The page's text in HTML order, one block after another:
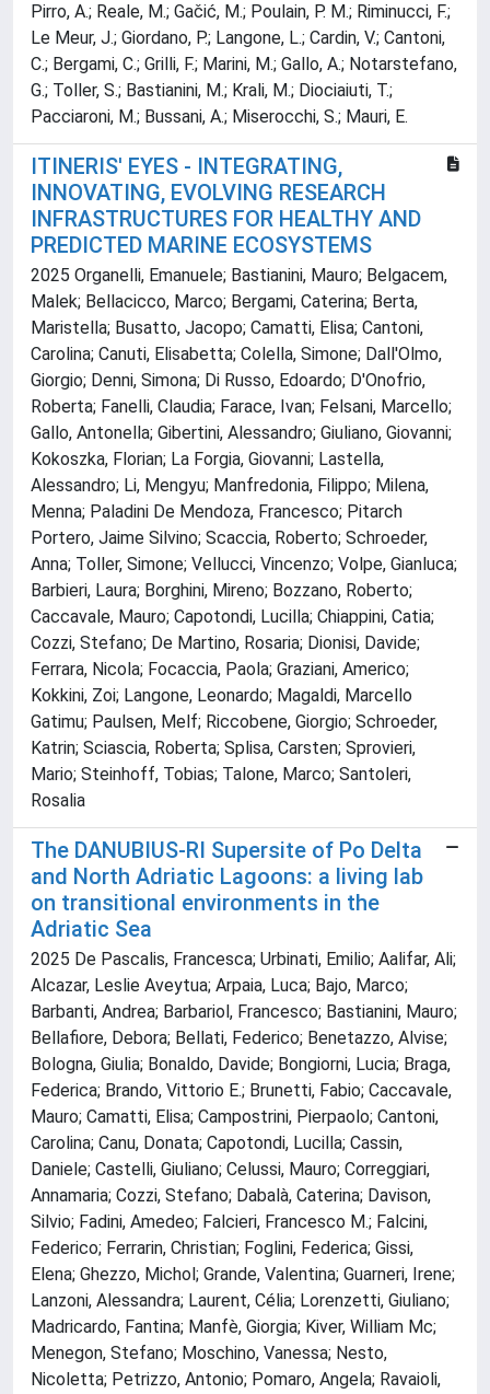
Pirro, A.; Reale, M.; Gačić, M.; Poulain, P. M.; Riminucci, F.;
Le Meur, J.; Giordano, P.; Langone, L.; Cardin, V.; Cantoni,
C.; Bergami, C.; Grilli, F.; Marini, M.; Gallo, A.; Notarstefano,
G.; Toller, S.; Bastianini, M.; Krali, M.; Diociaiuti, T.;
Pacciaroni, M.; Bussani, A.; Miserocchi, S.; Mauri, E.
ITINERIS' EYES - INTEGRATING,
INNOVATING, EVOLVING RESEARCH
INFRASTRUCTURES FOR HEALTHY AND
PREDICTED MARINE ECOSYSTEMS
2025 Organelli, Emanuele; Bastianini, Mauro; Belgacem,
Malek; Bellacicco, Marco; Bergami, Caterina; Berta,
Maristella; Busatto, Jacopo; Camatti, Elisa; Cantoni,
Carolina; Canuti, Elisabetta; Colella, Simone; Dall'Olmo,
Giorgio; Denni, Simona; Di Russo, Edoardo; D'Onofrio,
Roberta; Fanelli, Claudia; Farace, Ivan; Felsani, Marcello;
Gallo, Antonella; Gibertini, Alessandro; Giuliano, Giovanni;
Kokoszka, Florian; La Forgia, Giovanni; Lastella,
Alessandro; Li, Mengyu; Manfredonia, Filippo; Milena,
Menna; Paladini De Mendoza, Francesco; Pitarch
Portero, Jaime Silvino; Scaccia, Roberto; Schroeder,
Anna; Toller, Simone; Vellucci, Vincenzo; Volpe, Gianluca;
Barbieri, Laura; Borghini, Mireno; Bozzano, Roberto;
Caccavale, Mauro; Capotondi, Lucilla; Chiappini, Catia;
Cozzi, Stefano; De Martino, Rosaria; Dionisi, Davide;
Ferrara, Nicola; Focaccia, Paola; Graziani, Americo;
Kokkini, Zoi; Langone, Leonardo; Magaldi, Marcello
Gatimu; Paulsen, Melf; Riccobene, Giorgio; Schroeder,
Katrin; Sciascia, Roberta; Splisa, Carsten; Sprovieri,
Mario; Steinhoff, Tobias; Talone, Marco; Santoleri,
Rosalia
The DANUBIUS-RI Supersite of Po Delta
and North Adriatic Lagoons: a living lab
on transitional environments in the
Adriatic Sea
2025 De Pascalis, Francesca; Urbinati, Emilio; Aalifar, Ali;
Alcazar, Leslie Aveytua; Arpaia, Luca; Bajo, Marco;
Barbanti, Andrea; Barbariol, Francesco; Bastianini, Mauro;
Bellafiore, Debora; Bellati, Federico; Benetazzo, Alvise;
Bologna, Giulia; Bonaldo, Davide; Bongiorni, Lucia; Braga,
Federica; Brando, Vittorio E.; Brunetti, Fabio; Caccavale,
Mauro; Camatti, Elisa; Campostrini, Pierpaolo; Cantoni,
Carolina; Canu, Donata; Capotondi, Lucilla; Cassin,
Daniele; Castelli, Giuliano; Celussi, Mauro; Correggiari,
Annamaria; Cozzi, Stefano; Dabalà, Caterina; Davison,
Silvio; Fadini, Amedeo; Falcieri, Francesco M.; Falcini,
Federico; Ferrarin, Christian; Foglini, Federica; Gissi,
Elena; Ghezzo, Michol; Grande, Valentina; Guarneri, Irene;
Lanzoni, Alessandra; Laurent, Célia; Lorenzetti, Giuliano;
Madricardo, Fantina; Manfè, Giorgia; Kiver, William Mc;
Menegon, Stefano; Moschino, Vanessa; Nesto,
Nicoletta; Petrizzo, Antonio; Pomaro, Angela; Ravaioli,